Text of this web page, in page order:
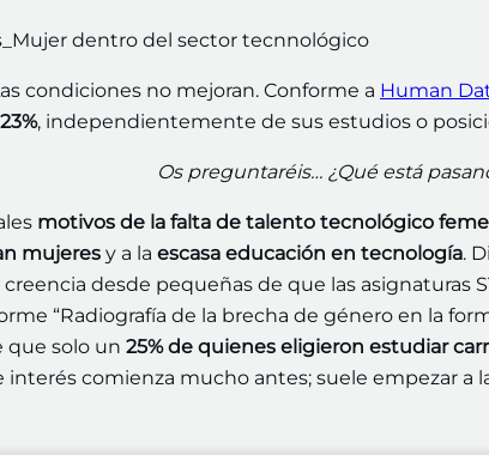
condiciones no mejoran. Conforme a Human
, independientemente de sus estudios o
Os preguntaréis… ¿Qué está
motivos de la falta de talento tecnológico
mujeres y a la escasa educación en tecnología.
desde pequeñas de que las asignaturas
“Radiografía de la brecha de género en la
que solo un 25% de quienes eligieron estudiar
comienza mucho antes; suele empezar a